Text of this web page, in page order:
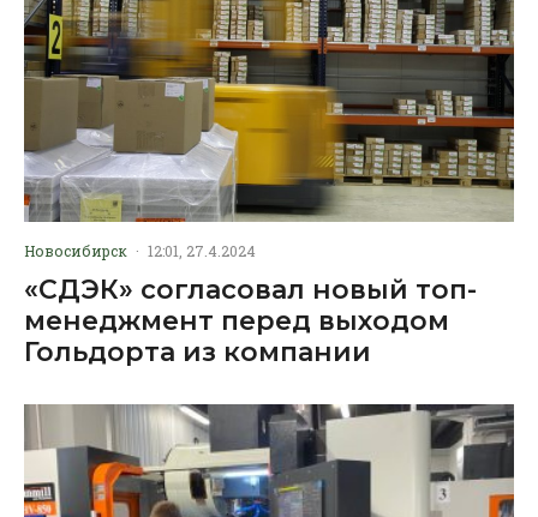
Новосибирск · 12:01, 27.4.2024
«СДЭК» согласовал новый топ-
менеджмент перед выходом
Гольдорта из компании